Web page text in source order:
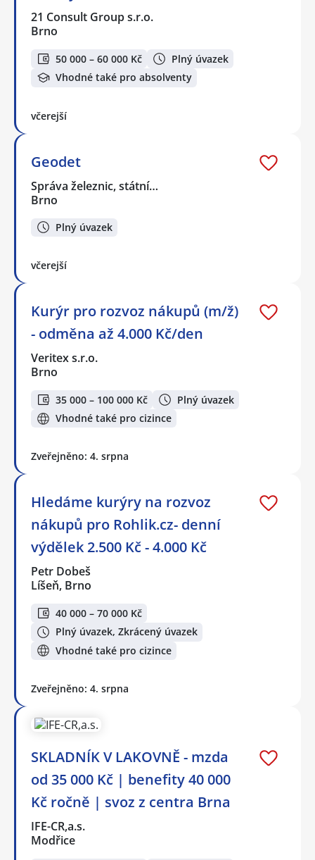
21 Consult Group s.r.o.
Brno
50 000 – 60 000 Kč
Plný úvazek
Vhodné také pro absolventy
včerejší
Geodet
Správa železnic, státní…
Brno
Plný úvazek
včerejší
Kurýr pro rozvoz nákupů (m/ž)
- odměna až 4.000 Kč/den
Veritex s.r.o.
Brno
35 000 – 100 000 Kč
Plný úvazek
Vhodné také pro cizince
Zveřejněno: 4. srpna
Hledáme kurýry na rozvoz
nákupů pro Rohlik.cz- denní
výdělek 2.500 Kč - 4.000 Kč
Petr Dobeš
Líšeň, Brno
40 000 – 70 000 Kč
Plný úvazek, Zkrácený úvazek
Vhodné také pro cizince
Zveřejněno: 4. srpna
SKLADNÍK V LAKOVNĚ - mzda
od 35 000 Kč | benefity 40 000
Kč ročně | svoz z centra Brna
IFE-CR,a.s.
Modřice